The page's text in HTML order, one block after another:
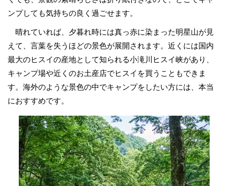
ンプしても気持ちの良く過ごせます。
晴れていれば、夕暮れ時には真っ赤に染まった明星山が見
えて、言葉を失うほどの景色が展開されます。近くには国内
最大のヒスイの産地として知られる小滝川ヒスイ峡があり、
キャンプ場や近くのお土産店でヒスイを買うこともできま
す。海外のような景色の中でキャンプをしたい方には、本当
におすすめです。